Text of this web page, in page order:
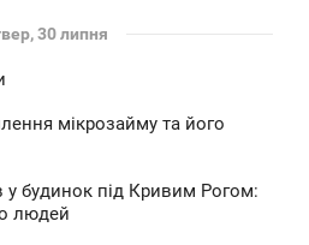
30 липня
мікрозайму та його
у будинок під Кривим Рогом:
людей